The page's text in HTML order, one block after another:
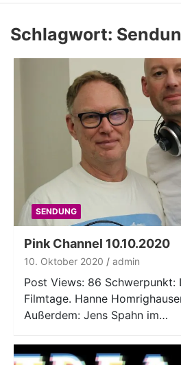
Schlagwort:
SENDUNG
Pink Channel 10.10.2020
10. Oktober 2020 admin
Post Views: 86 Schwerpunkt:
Filmtage. Hanne
Außerdem: Jens Spahn im…